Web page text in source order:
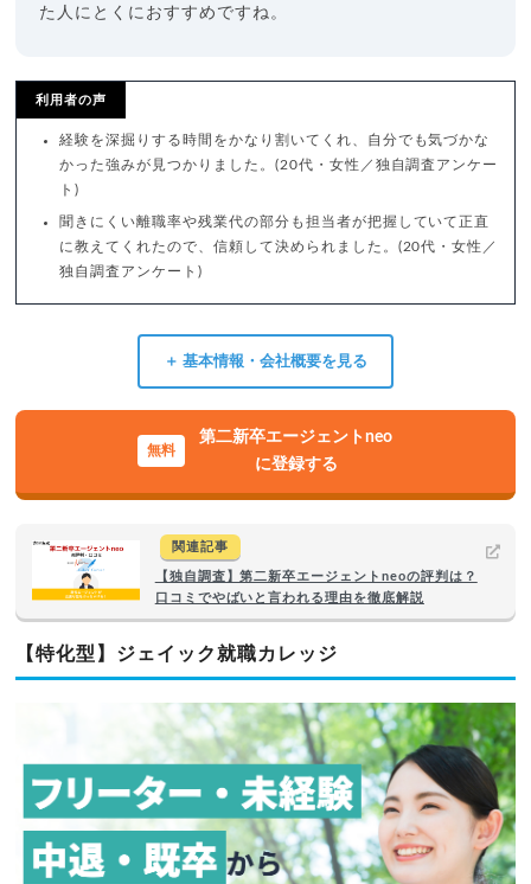
た人にとくにおすすめですね。
利用者の声
経験を深掘りする時間をかなり割いてくれ、自分でも気づかな
かった強みが見つかりました。(20代・女性／独自調査アンケー
ト)
聞きにくい離職率や残業代の部分も担当者が把握していて正直
に教えてくれたので、信頼して決められました。(20代・女性／
独自調査アンケート)
＋ 基本情報・会社概要を見る
第二新卒エージェントneo
に登録する
関連記事
【独自調査】第二新卒エージェントneoの評判は？
口コミでやばいと言われる理由を徹底解説
【特化型】ジェイック就職カレッジ